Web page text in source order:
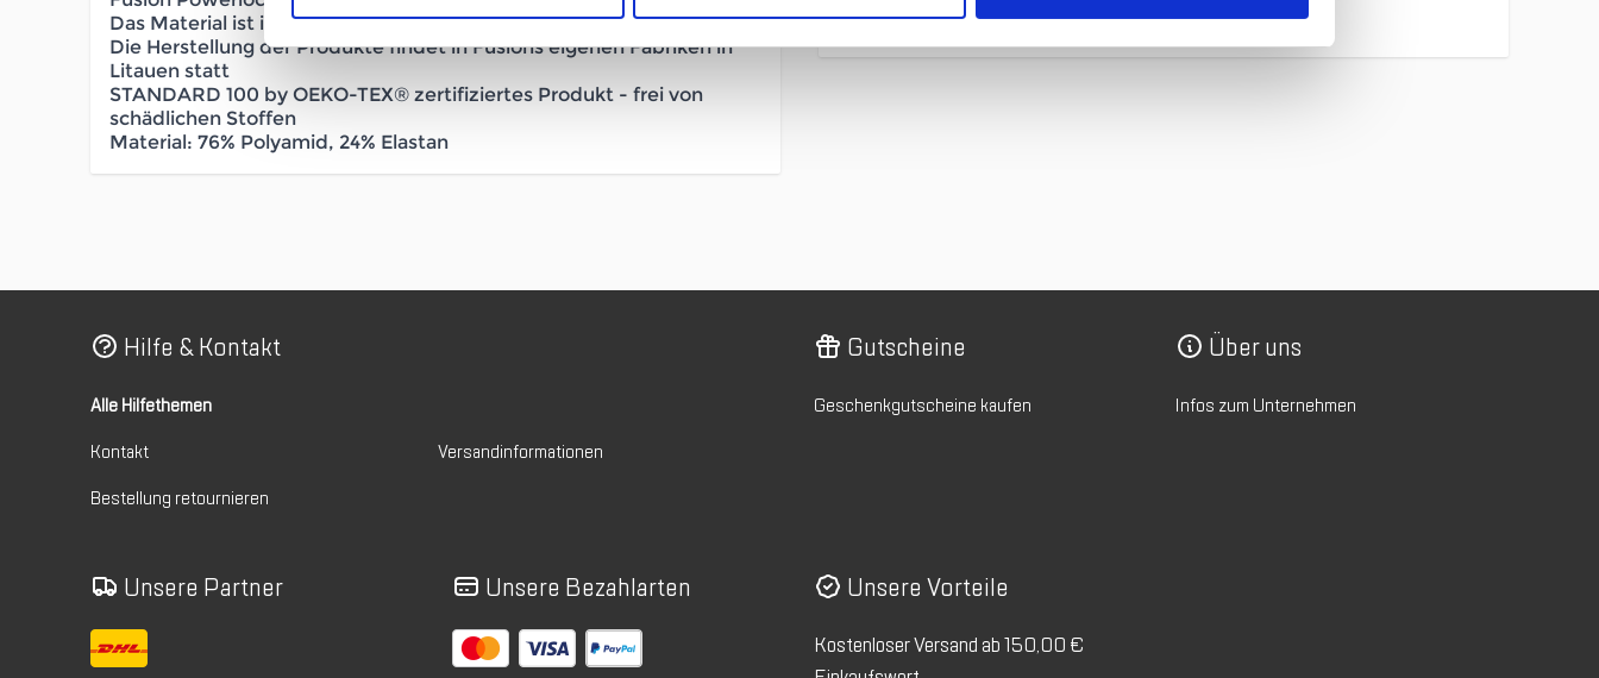
Das Material ist in Dänemark hergestellt
Die Herstellung der Produkte findet in Fusions eigenen Fabriken in
Litauen statt
STANDARD 100 by OEKO-TEX® zertifiziertes Produkt - frei von
schädlichen Stoffen
Material: 76% Polyamid, 24% Elastan
Herstellerdetails
Hilfe & Kontakt
Alle Hilfethemen
Kontakt
Versandinformationen
Bestellung retournieren
Gutscheine
Geschenkgutscheine kaufen
Über uns
Infos zum Unternehmen
Unsere Partner Unsere Bezahlarten Unsere Vorteile
Kostenloser Versand ab 150,00 €